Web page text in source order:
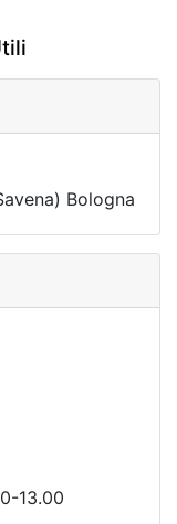
Bologna
13.00